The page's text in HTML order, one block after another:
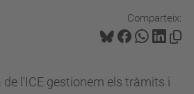
Comparteix:
de l'ICE gestionem els tràmits i